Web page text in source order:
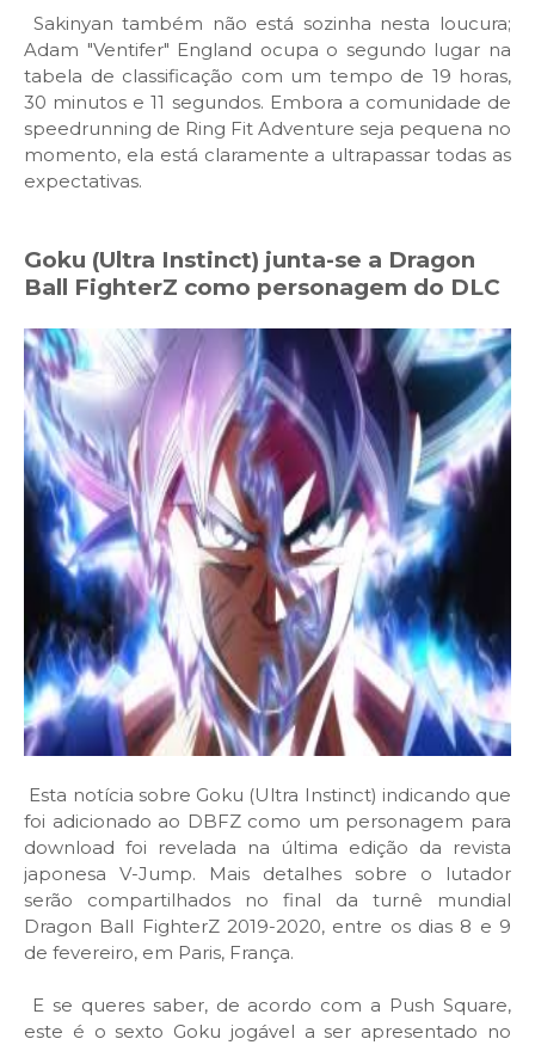
Sakinyan também não está sozinha nesta loucura;
Adam "Ventifer" England ocupa o segundo lugar na
tabela de classificação com um tempo de 19 horas,
30 minutos e 11 segundos. Embora a comunidade de
speedrunning de Ring Fit Adventure seja pequena no
momento, ela está claramente a ultrapassar todas as
expectativas.
Goku (Ultra Instinct) junta-se a Dragon
Ball FighterZ como personagem do DLC
Esta notícia sobre Goku (Ultra Instinct) indicando que
foi adicionado ao DBFZ como um personagem para
download foi revelada na última edição da revista
japonesa V-Jump. Mais detalhes sobre o lutador
serão compartilhados no final da turnê mundial
Dragon Ball FighterZ 2019-2020, entre os dias 8 e 9
de fevereiro, em Paris, França.
E se queres saber, de acordo com a Push Square,
este é o sexto Goku jogável a ser apresentado no